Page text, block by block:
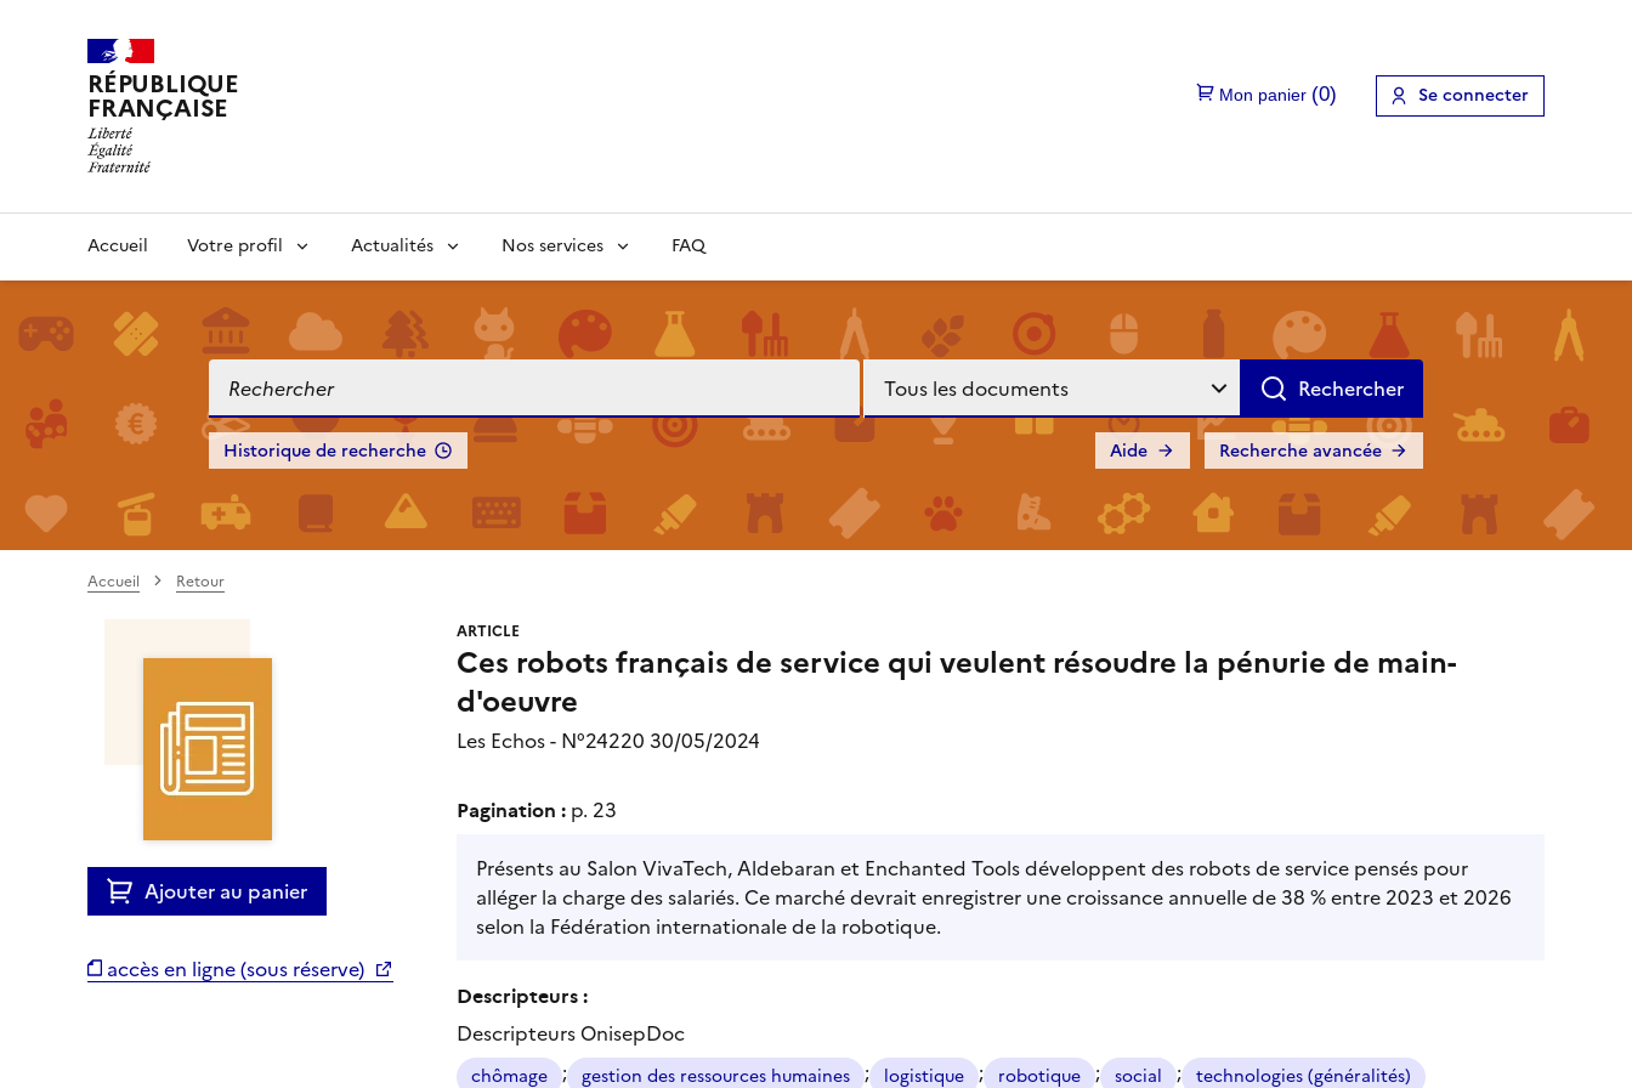
RÉPUBLIQUE
FRANÇAISE Se connecter
Accueil Votre profil Actualités Nos services FAQ
Historique de recherche Recherche avancée
Aide
Accueil Retour
Ajouter au panier
accès en ligne (sous réserve)
ARTICLE
Ces robots français de service qui veulent résoudre la pénurie de main-
d'oeuvre
Les Echos - N°24220 30/05/2024
Pagination : p. 23
Présents au Salon VivaTech, Aldebaran et Enchanted Tools développent des robots de service pensés pour
alléger la charge des salariés. Ce marché devrait enregistrer une croissance annuelle de 38 % entre 2023 et 2026
selon la Fédération internationale de la robotique.
Descripteurs :
Descripteurs OnisepDoc
chômage ; gestion des ressources humaines ; logistique ; robotique ; social ; technologies (généralités)